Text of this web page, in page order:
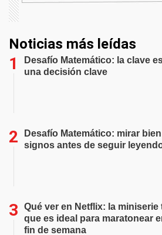
Noticias más leídas
Desafío Matemático: la clave
una decisión clave
Desafío Matemático: mirar
signos antes de seguir
Qué ver en Netflix: la miniserie
que es ideal para maratonear
fin de semana